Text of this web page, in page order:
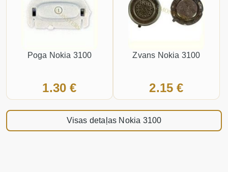
Poga Nokia 3100
1.30 €
Zvans Nokia 3100
2.15 €
Visas detaļas Nokia 3100